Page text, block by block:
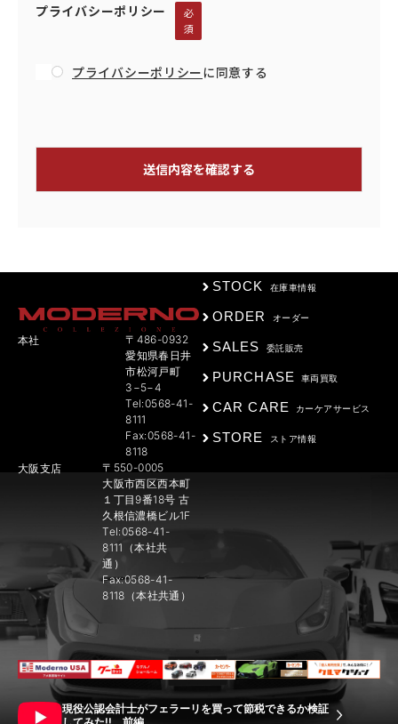
プライバシーポリシー
必
須
プライバシーポリシーに同意する
本社
〒486-0932
愛知県春日井
市松河戸町
3−5−4
Tel:0568-41-
8111
Fax:0568-41-
8118
大阪支店
〒550-0005
大阪市西区西本町
１丁目9番18号 古
久根信濃橋ビル1F
Tel:0568-41-
8111（本社共
通）
Fax:0568-41-
8118（本社共通）
STOCK 在庫車情報
ORDER オーダー
SALES 委託販売
PURCHASE 車両買取
CAR CARE カーケアサービス
STORE ストア情報
現役公認会計士がフェラーリを買って節税できるか検証